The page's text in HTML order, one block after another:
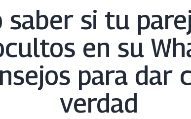
saber si tu
en su
para dar
verdad